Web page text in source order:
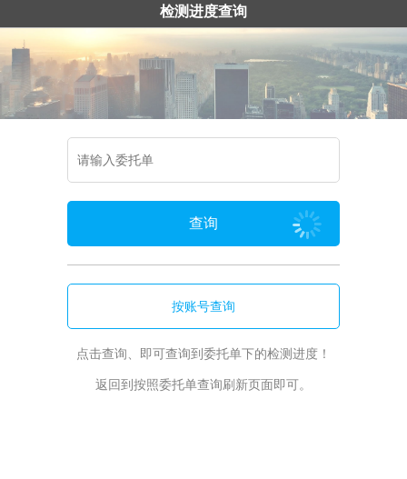
检测进度查询
查询
按账号查询
点击查询、即可查询到委托单下的检测进度！
返回到按照委托单查询刷新页面即可。